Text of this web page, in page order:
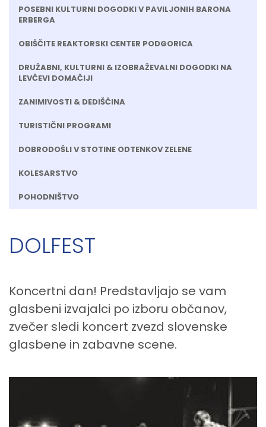
POSEBNI KULTURNI DOGODKI V PAVILJONIH BARONA
ERBERGA
OBIŠČITE REAKTORSKI CENTER PODGORICA
DRUŽABNI, KULTURNI & IZOBRAŽEVALNI DOGODKI NA
LEVČEVI DOMAČIJI
ZANIMIVOSTI & DEDIŠČINA
TURISTIČNI PROGRAMI
DOBRODOŠLI V STOTINE ODTENKOV ZELENE
KOLESARSTVO
POHODNIŠTVO
DOLFEST
Koncertni dan! Predstavljajo se vam
glasbeni izvajalci po izboru občanov,
zvečer sledi koncert zvezd slovenske
glasbene in zabavne scene.